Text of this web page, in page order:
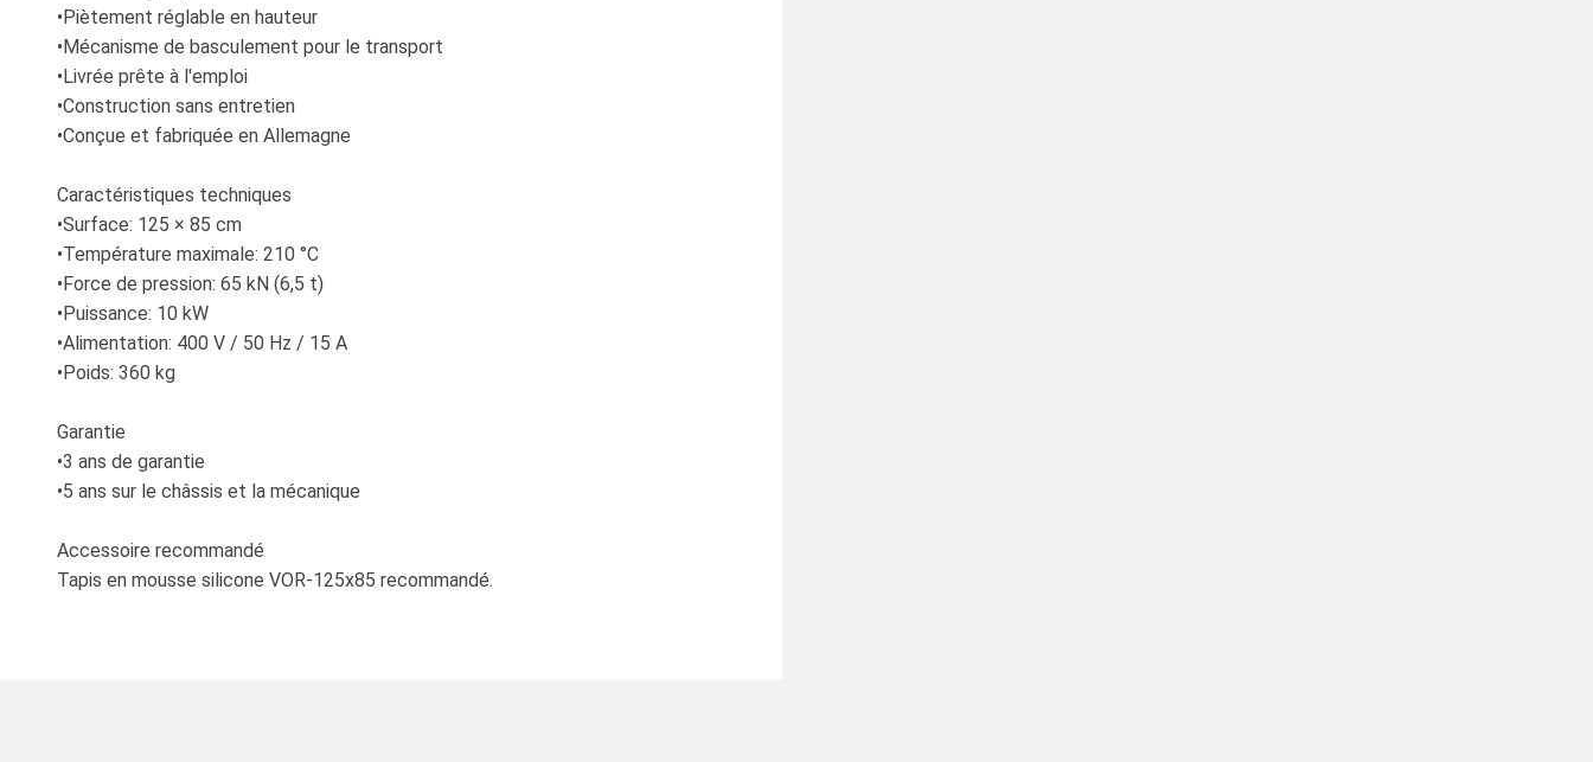
•Piètement réglable en hauteur
•Mécanisme de basculement pour le transport
•Livrée prête à l'emploi
•Construction sans entretien
•Conçue et fabriquée en Allemagne
Caractéristiques techniques
•Surface: 125 × 85 cm
•Température maximale: 210 °C
•Force de pression: 65 kN (6,5 t)
•Puissance: 10 kW
•Alimentation: 400 V / 50 Hz / 15 A
•Poids: 360 kg
Garantie
•3 ans de garantie
•5 ans sur le châssis et la mécanique
Accessoire recommandé
Tapis en mousse silicone VOR-125x85 recommandé.